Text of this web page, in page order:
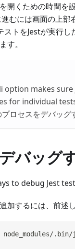
開くための時間
むには画面の上部
ストをJestが実行
す。
option makes
for individual
ロセスをデバッグ
バッグ
to debug Jest
加するには、前述